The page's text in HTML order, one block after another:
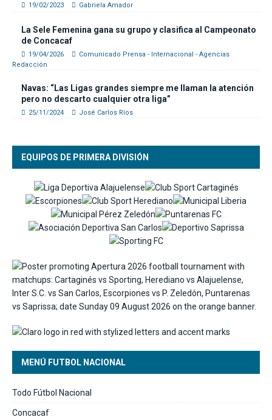
19/02/2023 Gabriela Amador
La Sele Femenina gana su grupo y clasifica al Campeonato
de Concacaf
19/04/2026
Comunicado Prensa - Internacional - Agencias
Redacción
Navas: “Las Ligas grandes siempre me llaman la atención
pero no descarto cualquier otra liga”
25/11/2024 José Carlos Ríos
EQUIPOS DE PRIMERA DIVISIÓN
MENÚ FUTBOL NACIONAL
Todo Fútbol Nacional
Concacaf